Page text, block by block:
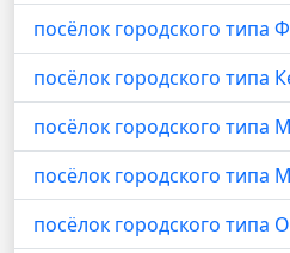
посёлок городского типа
посёлок городского типа
посёлок городского типа
посёлок городского типа
посёлок городского типа